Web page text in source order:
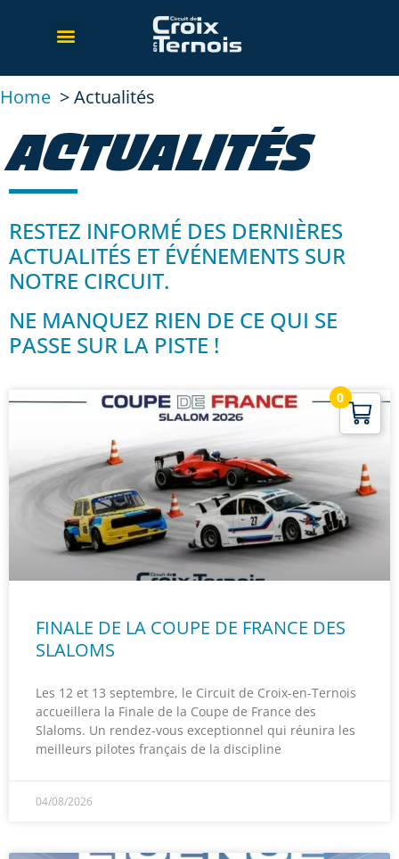
Home Actualités
ACTUALITÉS
RESTEZ INFORMÉ DES DERNIÈRES
ACTUALITÉS ET ÉVÉNEMENTS SUR
NOTRE CIRCUIT.
NE MANQUEZ RIEN DE CE QUI SE
PASSE SUR LA PISTE !
FINALE DE LA COUPE DE FRANCE DES
SLALOMS
Les 12 et 13 septembre, le Circuit de Croix-en-Ternois
accueillera la Finale de la Coupe de France des
Slaloms. Un rendez-vous exceptionnel qui réunira les
meilleurs pilotes français de la discipline
04/08/2026
0